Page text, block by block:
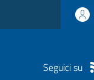
Seguici su